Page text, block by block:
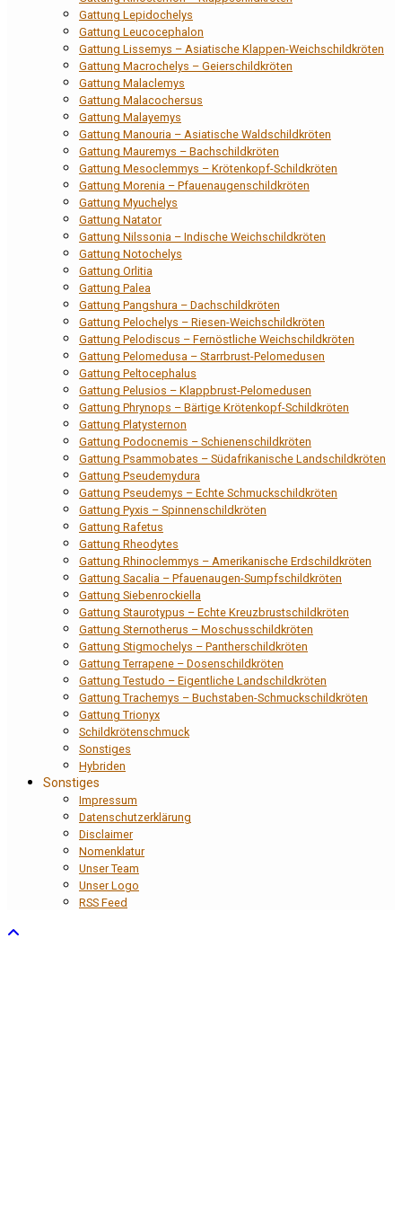
Gattung Lepidochelys
Gattung Leucocephalon
Gattung Lissemys – Asiatische Klappen-Weichschildkröten
Gattung Macrochelys – Geierschildkröten
Gattung Malaclemys
Gattung Malacochersus
Gattung Malayemys
Gattung Manouria – Asiatische Waldschildkröten
Gattung Mauremys – Bachschildkröten
Gattung Mesoclemmys – Krötenkopf-Schildkröten
Gattung Morenia – Pfauenaugenschildkröten
Gattung Myuchelys
Gattung Natator
Gattung Nilssonia – Indische Weichschildkröten
Gattung Notochelys
Gattung Orlitia
Gattung Palea
Gattung Pangshura – Dachschildkröten
Gattung Pelochelys – Riesen-Weichschildkröten
Gattung Pelodiscus – Fernöstliche Weichschildkröten
Gattung Pelomedusa – Starrbrust-Pelomedusen
Gattung Peltocephalus
Gattung Pelusios – Klappbrust-Pelomedusen
Gattung Phrynops – Bärtige Krötenkopf-Schildkröten
Gattung Platysternon
Gattung Podocnemis – Schienenschildkröten
Gattung Psammobates – Südafrikanische Landschildkröten
Gattung Pseudemydura
Gattung Pseudemys – Echte Schmuckschildkröten
Gattung Pyxis – Spinnenschildkröten
Gattung Rafetus
Gattung Rheodytes
Gattung Rhinoclemmys – Amerikanische Erdschildkröten
Gattung Sacalia – Pfauenaugen-Sumpfschildkröten
Gattung Siebenrockiella
Gattung Staurotypus – Echte Kreuzbrustschildkröten
Gattung Sternotherus – Moschusschildkröten
Gattung Stigmochelys – Pantherschildkröten
Gattung Terrapene – Dosenschildkröten
Gattung Testudo – Eigentliche Landschildkröten
Gattung Trachemys – Buchstaben-Schmuckschildkröten
Gattung Trionyx
Schildkrötenschmuck
Sonstiges
Hybriden
Sonstiges
Impressum
Datenschutzerklärung
Disclaimer
Nomenklatur
Unser Team
Unser Logo
RSS Feed